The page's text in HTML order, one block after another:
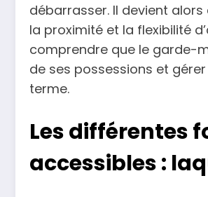
débarrasser. Il devient
la proximité et la flexibilité
comprendre que le garde-
de ses possessions et
terme.
Les différentes
accessibles :